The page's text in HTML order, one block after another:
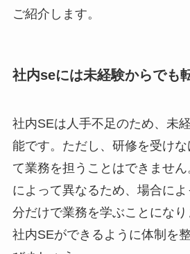
ご紹介します。
社内seには未経験からでも
社内SEは人手不足のため、未
能です。ただし、研修を受け
て業務を担うことはできませ
によって異なるため、場合に
分だけで業務を学ぶことにな
社内SEができるように体制を